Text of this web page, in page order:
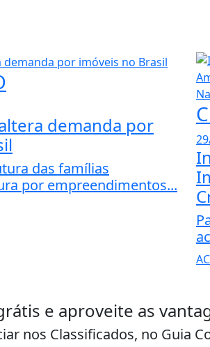
demanda por
das famílias
por empreendimentos...
e aproveite as
nos Classificados, no Guia